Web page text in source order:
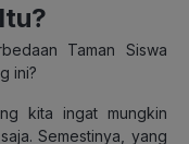
Taman Siswa
ini?
kita ingat mungkin
Semestinya, yang